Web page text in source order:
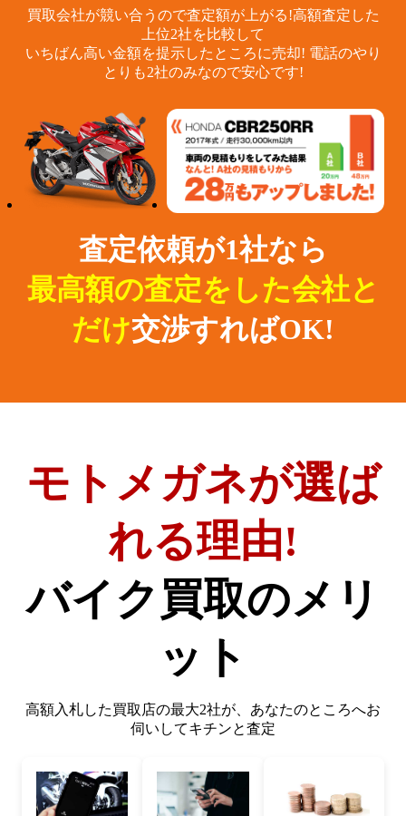
買取会社が競い合うので査定額が上がる!高額査定した
上位2社を比較して
いちばん高い金額を提示したところに売却! 電話のやり
とりも2社のみなので安心です!
査定依頼が1社なら
最高額の査定をした会社と
だけ交渉すればOK!
モトメガネが選ば
れる理由!
バイク買取のメリ
ット
高額入札した買取店の最大2社が、 あなたのところへお
伺いしてキチンと査定